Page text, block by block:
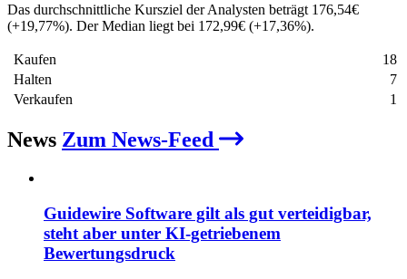
Das durchschnittliche Kursziel der Analysten beträgt 176,54€
(+19,77%). Der Median liegt bei 172,99€ (+17,36%).
Kaufen
18
Halten
7
Verkaufen
1
News Zum News-Feed
Guidewire Software gilt als gut verteidigbar,
steht aber unter KI-getriebenem
Bewertungsdruck